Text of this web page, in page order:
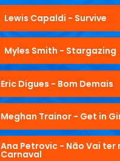
Lewis Capaldi - Survive
Myles Smith - Stargazing
Eric Digues - Bom Demais
Meghan Trainor - Get in
Ana Petrovic - Não Vai ter
Carnaval